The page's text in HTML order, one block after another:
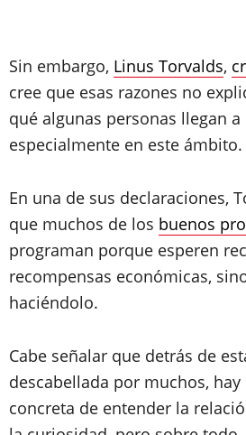
Sin embargo, Linus Torvalds,
cree que esas razones no
qué algunas personas llegan a
especialmente en este ámbito.
En una de sus declaraciones,
que muchos de los buenos
programan porque esperen
recompensas económicas,
haciéndolo.
Cabe señalar que detrás de
descabellada por muchos,
concreta de entender la